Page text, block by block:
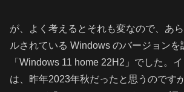
が、よく考えるとそれも変なので、あ
ルされている Windows のバージョンを
「Windows 11 home 22H2」でした。
は、昨年2023年秋だったと思うのです